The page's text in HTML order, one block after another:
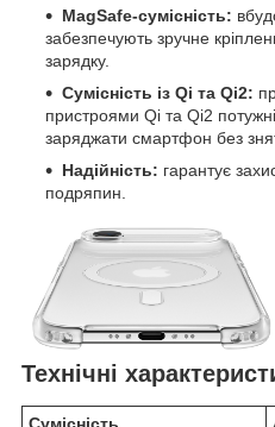
MagSafe-сумісність:
забезпечують зручне
зарядку.
Сумісність із Qi та Qi2:
пристроями Qi та Qi2
заряджати смартфон без
Надійність: гарантує
подряпин.
Технічні
Сумісність